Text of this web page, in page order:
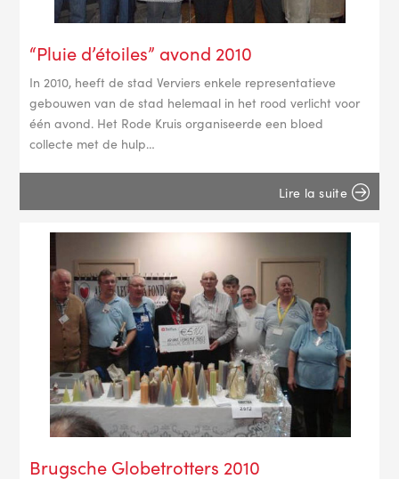
“Pluie d’étoiles” avond 2010
In 2010, heeft de stad Verviers enkele representatieve
gebouwen van de stad helemaal in het rood verlicht voor
één avond. Het Rode Kruis organiseerde een bloed
collecte met de hulp…
Lire la suite
Brugsche Globetrotters 2010